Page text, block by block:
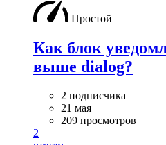
Простой
Как блок
выше dialog?
2 подписчика
21 мая
209 просмотров
2